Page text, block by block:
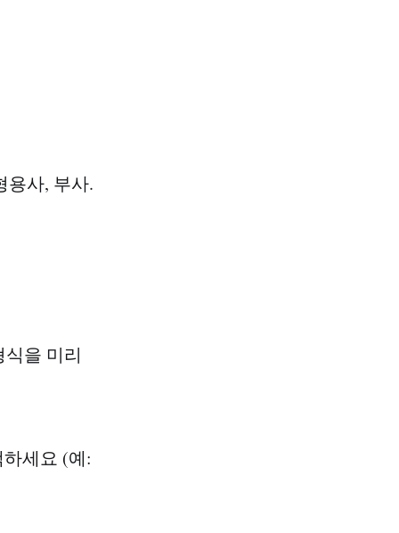
용사, 부사.
을 미리
세요 (예: